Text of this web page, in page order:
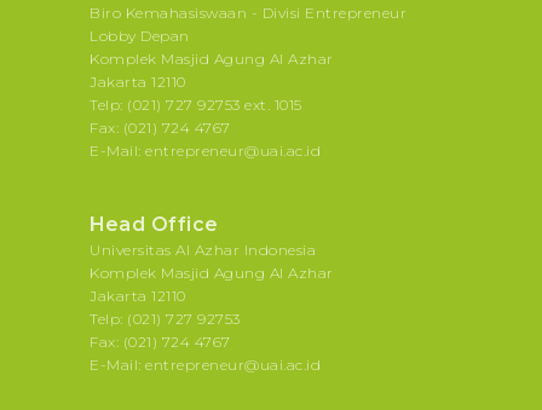
Biro Kemahasiswaan - Divisi Entrepreneur
Lobby Depan
Komplek Masjid Agung Al Azhar
Jakarta 12110
Telp: (021) 727 92753 ext. 1015
Fax: (021) 724 4767
E-Mail: entrepreneur@uai.ac.id
Head Office
Universitas Al Azhar Indonesia
Komplek Masjid Agung Al Azhar
Jakarta 12110
Telp: (021) 727 92753
Fax: (021) 724 4767
E-Mail: entrepreneur@uai.ac.id